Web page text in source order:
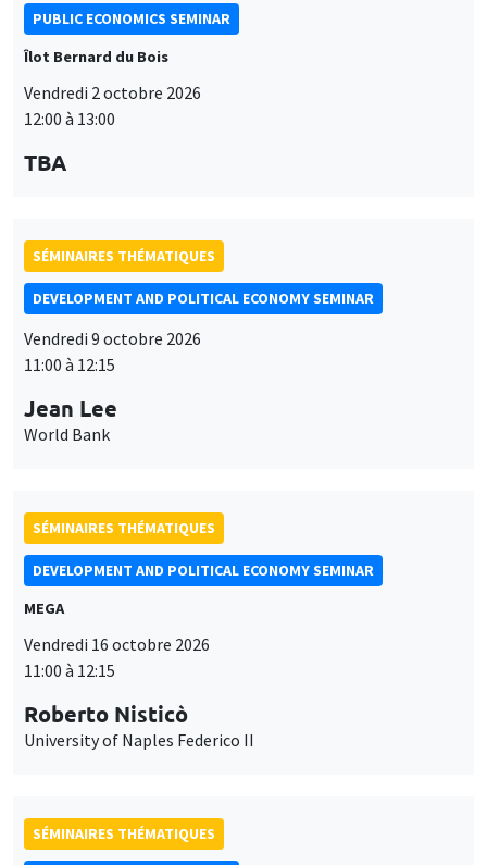
PUBLIC ECONOMICS SEMINAR
Îlot Bernard du Bois
Vendredi 2 octobre 2026
12:00 à 13:00
TBA
SÉMINAIRES THÉMATIQUES
DEVELOPMENT AND POLITICAL ECONOMY SEMINAR
Vendredi 9 octobre 2026
11:00 à 12:15
Jean Lee
World Bank
SÉMINAIRES THÉMATIQUES
DEVELOPMENT AND POLITICAL ECONOMY SEMINAR
MEGA
Vendredi 16 octobre 2026
11:00 à 12:15
Roberto Nisticò
University of Naples Federico II
SÉMINAIRES THÉMATIQUES